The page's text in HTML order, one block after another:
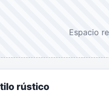
Espacio
rústico